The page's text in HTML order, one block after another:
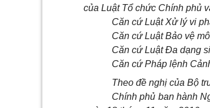
của Luật Tổ chức Chính phủ
Căn cứ Luật Xử lý vi
Căn cứ Luật Bảo vệ
Căn cứ Luật Đa dạng
Căn cứ Pháp lệnh
Theo đề nghị của Bộ
Chính phủ ban hành